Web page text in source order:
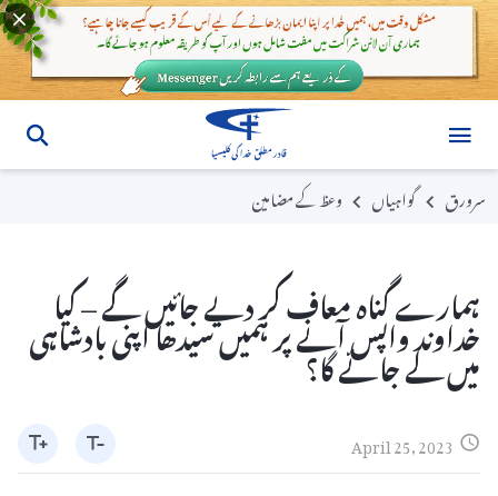
سرورق گواہیاں وعظ کے مضامین
ہمارے گناہ معاف کر دیے جائیں گے – کیا
خداوند واپس آنے پر ہمیں سیدھا اپنی بادشاہی
میں لے جائے گا؟
April 25, 2023